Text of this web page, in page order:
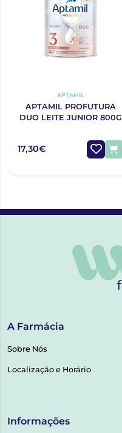
APTAMIL
APTAMIL PROFUTURA
DUO LEITE JUNIOR 800G
17,30€
A Farmácia
Sobre Nós
Localização e Horário
Informações